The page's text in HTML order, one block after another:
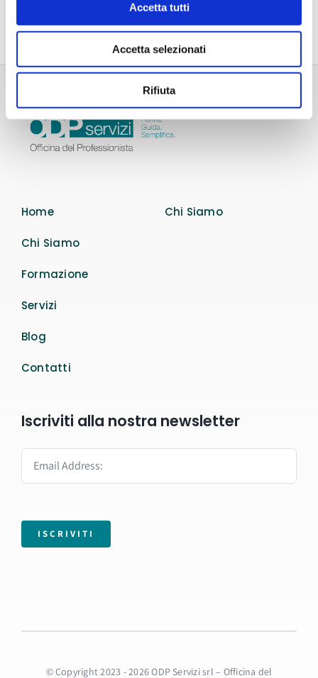
Accetta tutti
Accetta selezionati
Rifiuta
Home
Chi Siamo
Formazione
Servizi
Blog
Contatti
Chi Siamo
Iscriviti alla nostra newsletter
ISCRIVITI
© Copyright 2023 - 2026 ODP Servizi srl – Officina del